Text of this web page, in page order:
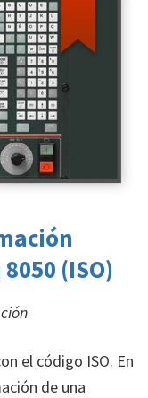
(ISO)
el código ISO. En
de una